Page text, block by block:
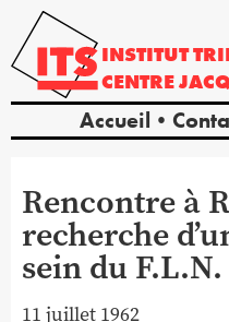
INSTITUT
CENTRE
Accueil
Rencontre à
recherche
sein du F.L.N.
11 juillet 1962